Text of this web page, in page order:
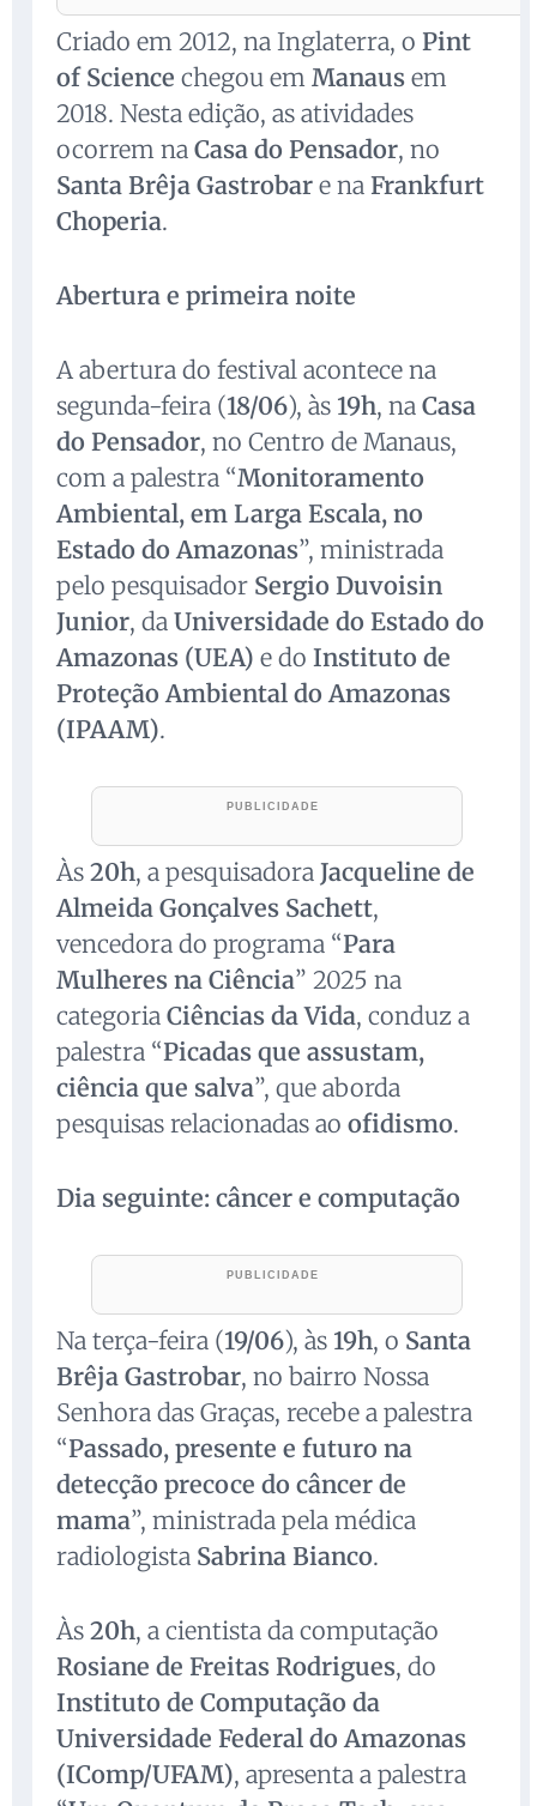
Criado em 2012, na Inglaterra, o Pint
of Science chegou em Manaus em
2018. Nesta edição, as atividades
ocorrem na Casa do Pensador, no
Santa Brêja Gastrobar e na Frankfurt
Choperia.
Abertura e primeira noite
A abertura do festival acontece na
segunda-feira (18/06), às 19h, na Casa
do Pensador, no Centro de Manaus,
com a palestra “Monitoramento
Ambiental, em Larga Escala, no
Estado do Amazonas”, ministrada
pelo pesquisador Sergio Duvoisin
Junior, da Universidade do Estado do
Amazonas (UEA) e do Instituto de
Proteção Ambiental do Amazonas
(IPAAM).
Às 20h, a pesquisadora Jacqueline de
Almeida Gonçalves Sachett,
vencedora do programa “Para
Mulheres na Ciência” 2025 na
categoria Ciências da Vida, conduz a
palestra “Picadas que assustam,
ciência que salva”, que aborda
pesquisas relacionadas ao ofidismo.
Dia seguinte: câncer e computação
Na terça-feira (19/06), às 19h, o Santa
Brêja Gastrobar, no bairro Nossa
Senhora das Graças, recebe a palestra
“Passado, presente e futuro na
detecção precoce do câncer de
mama”, ministrada pela médica
radiologista Sabrina Bianco.
Às 20h, a cientista da computação
Rosiane de Freitas Rodrigues, do
Instituto de Computação da
Universidade Federal do Amazonas
(IComp/UFAM), apresenta a palestra